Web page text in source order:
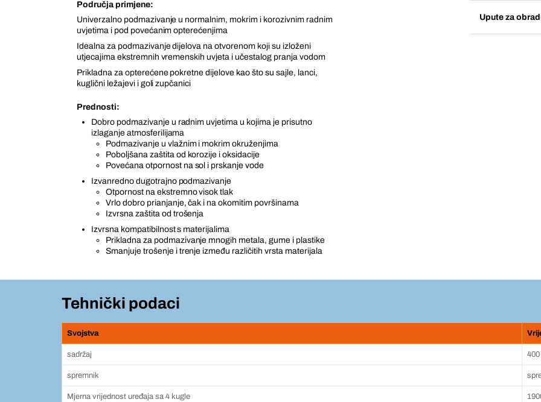
Područja primjene:
Univerzalno podmazivanje u normalnim, mokrim i korozivnim radnim
uvjetima i pod povećanim opterećenjima
Idealna za podmazivanje dijelova na otvorenom koji su izloženi
utjecajima ekstremnih vremenskih uvjeta i učestalog pranja vodom
Prikladna za opterećene pokretne dijelove kao što su sajle, lanci,
kuglični ležajevi i goli zupčanici
Prednosti:
Dobro podmazivanje u radnim uvjetima u kojima je prisutno
izlaganje atmosferilijama
Podmazivanje u vlažnim i mokrim okruženjima
Poboljšana zaštita od korozije i oksidacije
Povećana otpornost na sol i prskanje vode
Izvanredno dugotrajno podmazivanje
Otpornost na ekstremno visok tlak
Vrlo dobro prianjanje, čak i na okomitim površinama
Izvrsna zaštita od trošenja
Izvrsna kompatibilnost s materijalima
Prikladna za podmazivanje mnogih metala, gume i plastike
Smanjuje trošenje i trenje između različitih vrsta materijala
Upute za
Tehnički podaci
Svojstva
sadržaj 400
spremnik
Mjerna vrijednost uređaja sa 4 kugle